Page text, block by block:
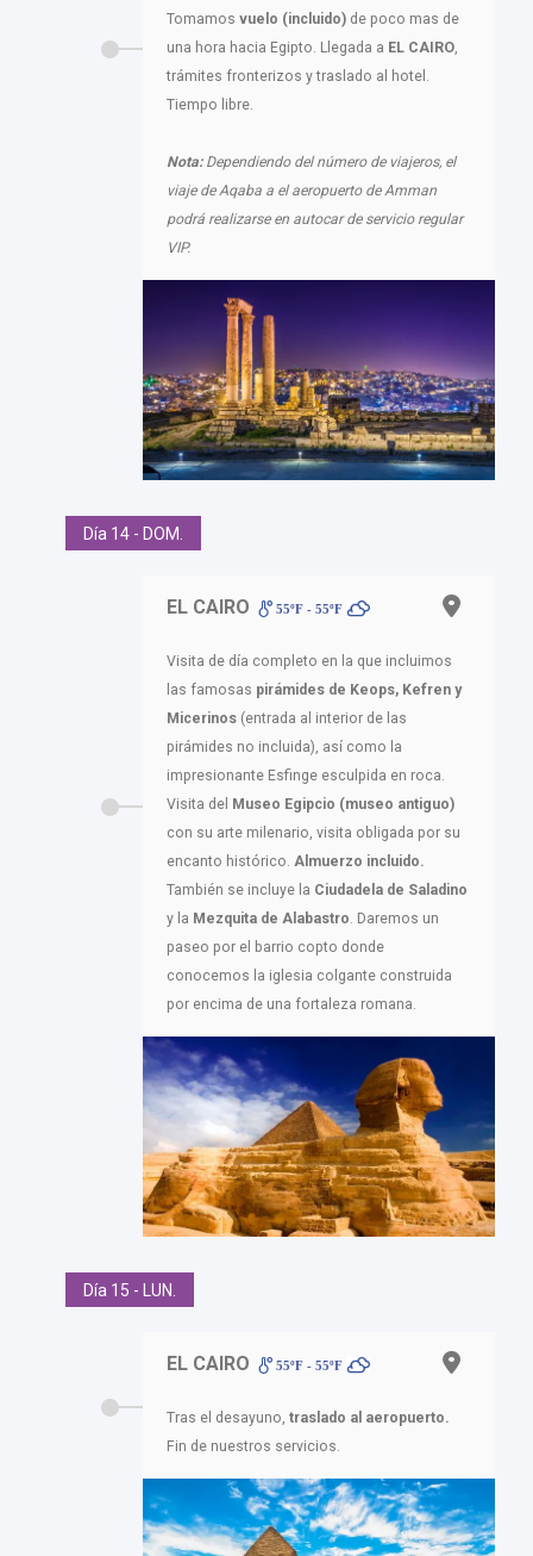
Tomamos vuelo (incluido) de poco mas de
una hora hacia Egipto. Llegada a EL CAIRO
trámites fronterizos y traslado al hotel.
Tiempo libre.
Nota:Dependiendo del número de viajeros, el
viaje de Aqaba a el aeropuerto de Amman
podrá realizarse en autocar de servicio regular
VIP.
Día 14 - DOM.
EL CAIRO 55ºF - 55ºF
Visita de día completo en la que incluimos
las famosas pirámides de Keops, Kefren y
Micerinos (entrada al interior de las
pirámides no incluida), así como la
impresionante Esfinge esculpida en roca.
Visita del Museo Egipcio (museo antiguo)
con su arte milenario, visita obligada por su
encanto histórico. Almuerzo incluido.
También se incluye la Ciudadela de Saladino
y la Mezquita de Alabastro. Daremos un
paseo por el barrio copto donde
conocemos la iglesia colgante construida
por encima de una fortaleza romana.
Día 15 - LUN.
EL CAIRO 55ºF - 55ºF
Tras el desayuno, traslado al aeropuerto.
Fin de nuestros servicios.